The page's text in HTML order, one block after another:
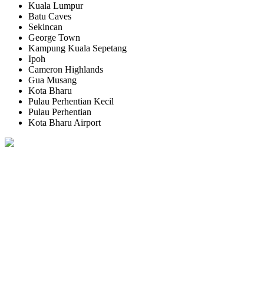
Kuala Lumpur
Batu Caves
Sekincan
George Town
Kampung Kuala Sepetang
Ipoh
Cameron Highlands
Gua Musang
Kota Bharu
Pulau Perhentian Kecil
Pulau Perhentian
Kota Bharu Airport